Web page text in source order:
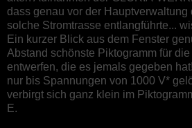
dass genau vor der Hauptverwaltung
solche Stromtrasse entlangführte...
Ein kurzer Blick aus dem Fenster
Abstand schönste Piktogramm für
entwerfen, die es jemals gegeben
nur bis Spannungen von 1000 V*
verbirgt sich ganz klein im
E.